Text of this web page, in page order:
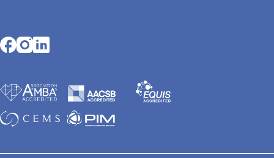
Opens in a new tab
Opens in a new tab
Opens in a new tab